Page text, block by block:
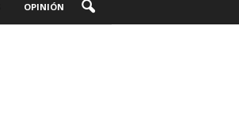
OPINIÓN